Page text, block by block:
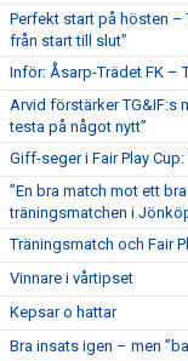
Perfekt start på hösten –
från start till slut”
Inför: Åsarp-Trädet FK –
Arvid förstärker TG&IF:s
testa på något nytt”
Giff-seger i Fair Play
”En bra match mot ett
träningsmatchen i
Träningsmatch och Fair
Vinnare i vårtipset
Kepsar o hattar
Bra insats igen – men